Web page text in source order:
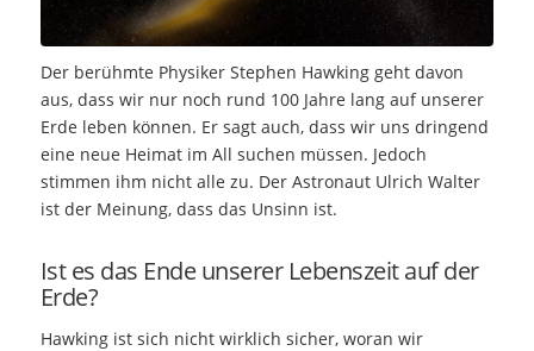
Der berühmte Physiker Stephen Hawking geht davon
aus, dass wir nur noch rund 100 Jahre lang auf unserer
Erde leben können. Er sagt auch, dass wir uns dringend
eine neue Heimat im All suchen müssen. Jedoch
stimmen ihm nicht alle zu. Der Astronaut Ulrich Walter
ist der Meinung, dass das Unsinn ist.
Ist es das Ende unserer Lebenszeit auf der
Erde?
Hawking ist sich nicht wirklich sicher, woran wir